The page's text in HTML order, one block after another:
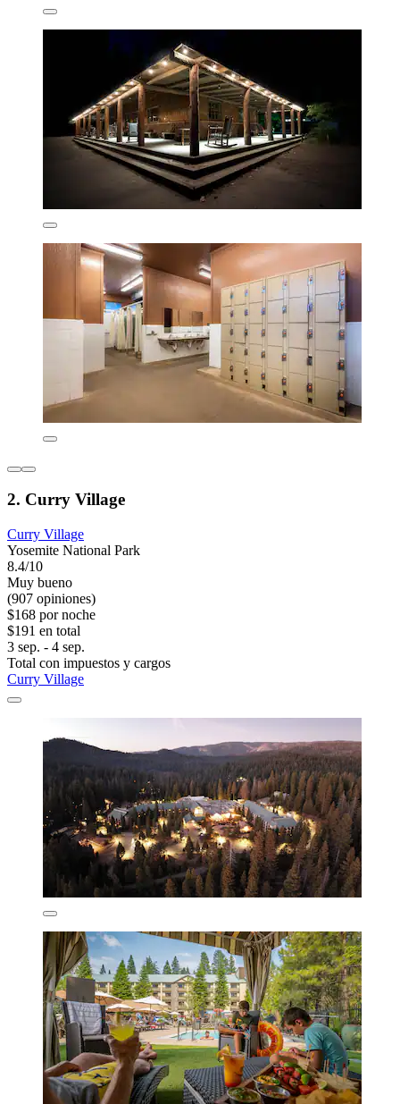
2. Curry Village
Curry Village
Yosemite National Park
8.4/10
Muy bueno
(907 opiniones)
$168 por noche
$191 en total
3 sep. - 4 sep.
Total con impuestos y cargos
Curry Village